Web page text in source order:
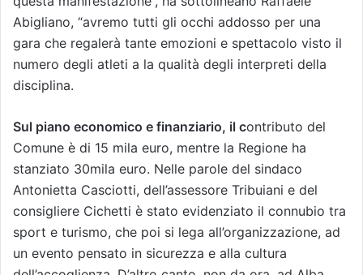
Abigliano, “avremo tutti gli occhi addosso per una
gara che regalerà tante emozioni e spettacolo visto il
numero degli atleti a la qualità degli interpreti della
disciplina.
Sul piano economico e finanziario, il contributo del
Comune è di 15 mila euro, mentre la Regione ha
stanziato 30mila euro. Nelle parole del sindaco
Antonietta Casciotti, dell’assessore Tribuiani e del
consigliere Cichetti è stato evidenziato il connubio tra
sport e turismo, che poi si lega all’organizzazione, ad
un evento pensato in sicurezza e alla cultura